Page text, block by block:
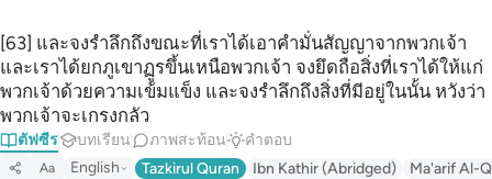
[63] และจงรำลึกถึงขณะที่เราได้เอาคำมั่นสัญญาจากพวกเจ้า
และเราได้ยกภูเขาฏูรขึ้นเหนือพวกเจ้า จงยึดถือสิ่งที่เราได้ให้แก่
พวกเจ้าด้วยความเข้มแข็ง และจงรำลึกถึงสิ่งที่มีอยู่ในนั้น หวังว่า
พวกเจ้าจะเกรงกลัว
ตัฟซีร บทเรียน ภาพสะท้อน คำตอบ
Aa English Tazkirul Quran Ibn Kathir (Abridged) Ma'arif Al-